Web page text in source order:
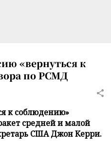
«вернуться к
по РСМД
к соблюдению»
средней и малой
США Джон Керри.